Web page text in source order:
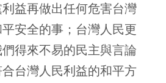
益再做出任何危害台灣
安全的事；台灣人民更
得來不易的民主與言論
台灣人民利益的和平方